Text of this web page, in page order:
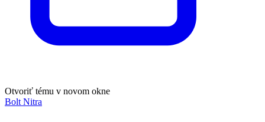
Otvoriť tému v novom okne
Bolt Nitra